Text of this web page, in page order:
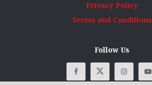
Privacy Policy
Terms and Conditions
Follow Us